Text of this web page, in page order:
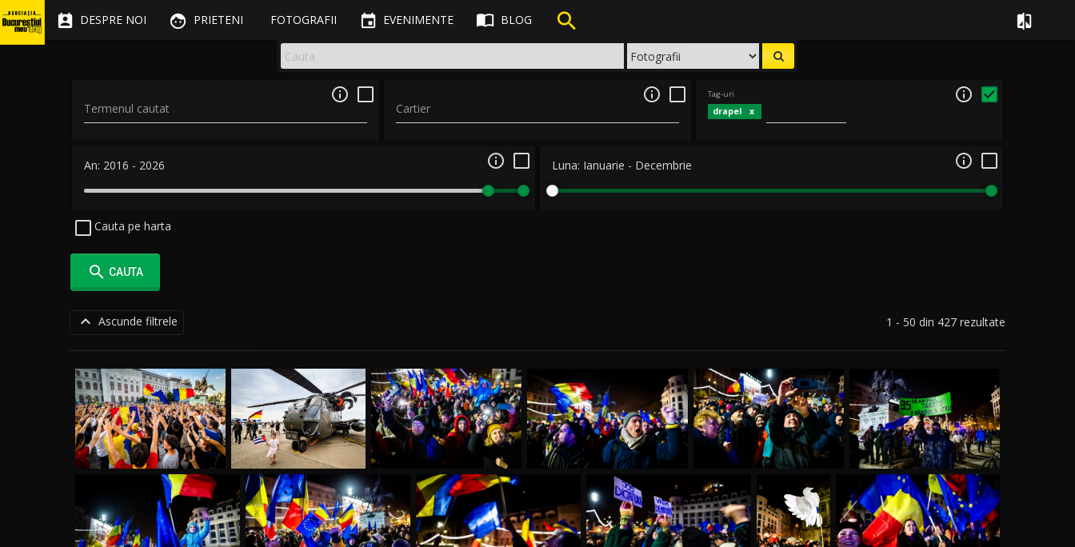
 DESPRE NOI  PRIETENI FOTOGRAFII  EVENIMENTE  BLOG  
Termenul cautat

Cartier

drapel
Tag-uri 
An: 2016 - 2026  Luna: Ianuarie - Decembrie 
Cauta pe harta
 CAUTA
 Ascunde filtrele 1 - 50 din 427 rezultate